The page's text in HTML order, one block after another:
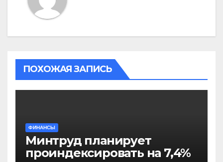
ПОХОЖАЯ ЗАПИСЬ
ФИНАНСЫ
Минтруд планирует
проиндексировать на 7,4%